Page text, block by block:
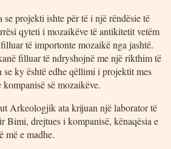
se projekti ishte për të i një rëndësie të
qyteti i mozaikëve të antikitetit vetëm
të importonte mozaikë nga jashtë.
filluar të ndryshojnë me një rikthim të
se ky është edhe qëllimi i projektit mes
së mozaikëve.
Arkeologjik ata krijuan një laborator të
Bimi, drejtues i kompanisë, kënaqësia e
më e madhe.